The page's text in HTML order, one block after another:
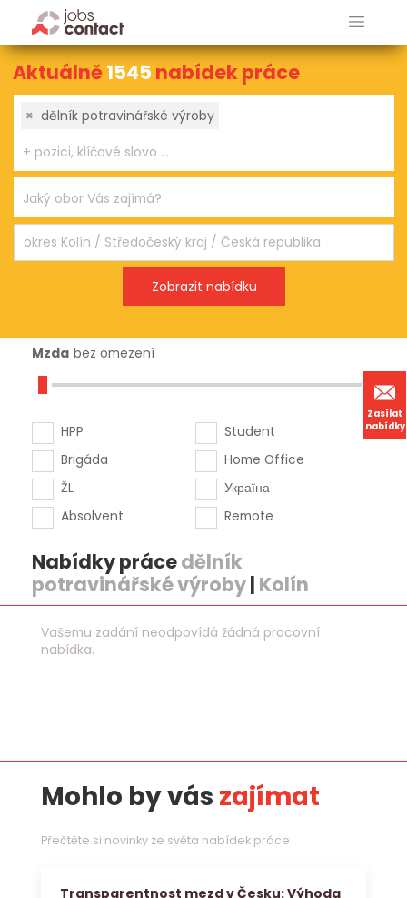
Zasílat
nabídky
Aktuálně1545 nabídek práce
× dělník potravinářské výroby
Mzda bez omezení
HPP
Brigáda
ŽL
Absolvent
Student
Home Office
Україна
Remote
Nabídky prácedělník
potravinářské výroby| Kolín
Vašemu zadání neodpovídá žádná pracovní
nabídka.
Mohlo by vás zajímat
Přečtěte si novinky ze světa nabídek práce
Transparentnost mezd v Česku: Výhoda